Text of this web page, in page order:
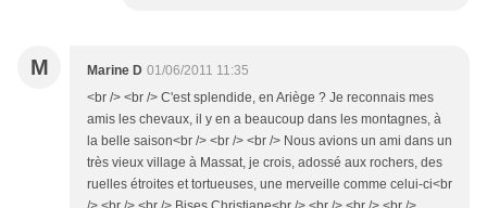
M Marine D 01/06/2011 11:35
<br /> <br /> C'est splendide, en Ariège ? Je reconnais mes
amis les chevaux, il y en a beaucoup dans les montagnes, à
la belle saison<br /> <br /> <br /> Nous avions un ami dans un
très vieux village à Massat, je crois, adossé aux rochers, des
ruelles étroites et tortueuses, une merveille comme celui-ci<br